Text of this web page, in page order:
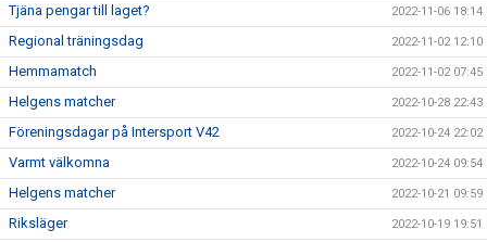
Tjäna pengar till laget? 2022-11-06 18:14
Regional träningsdag 2022-11-02 12:10
Hemmamatch 2022-11-02 07:45
Helgens matcher 2022-10-28 22:43
Föreningsdagar på Intersport V42 2022-10-24 22:02
Varmt välkomna 2022-10-24 09:54
Helgens matcher 2022-10-21 09:59
Riksläger 2022-10-19 19:51